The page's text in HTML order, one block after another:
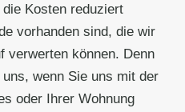
Kosten reduziert
vorhanden sind, die wir
verwerten können. Denn
wenn Sie uns mit der
oder Ihrer Wohnung